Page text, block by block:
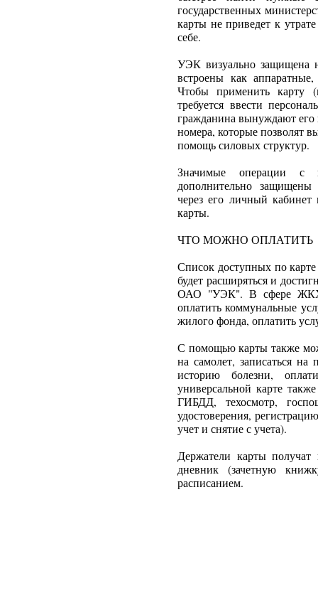
государственных
карты не приведет к
себе.
УЭК визуально защищена
встроены как
Чтобы применить карту
требуется ввести
гражданина вынуждают
номера, которые позволят
помощь силовых структур.
Значимые операции с
дополнительно
через его личный кабинет
карты.
ЧТО МОЖНО ОПЛАТИТЬ
Список доступных по
будет расширяться и
ОАО "УЭК". В сфере ЖКХ,
оплатить коммунальные
жилого фонда, оплатить
С помощью карты также
на самолет, записаться
историю болезни,
универсальной карте
ГИБДД, техосмотр,
удостоверения,
учет и снятие с учета).
Держатели карты получат
дневник (зачетную
расписанием.